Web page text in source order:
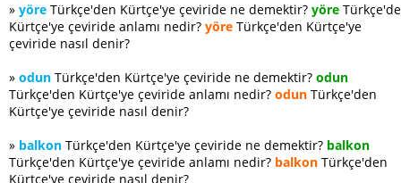
» yöre Türkçe'den Kürtçe'ye çeviride ne demektir? yöre
Kürtçe'ye çeviride anlamı nedir? yöre Türkçe'den Kürtçe'ye
çeviride nasıl denir?
» odun Türkçe'den Kürtçe'ye çeviride ne demektir? odun
Türkçe'den Kürtçe'ye çeviride anlamı nedir? odun Türkçe'den
Kürtçe'ye çeviride nasıl denir?
» balkon Türkçe'den Kürtçe'ye çeviride ne demektir? balkon
Türkçe'den Kürtçe'ye çeviride anlamı nedir? balkon Türkçe'den
Kürtçe'ye çeviride nasıl denir?